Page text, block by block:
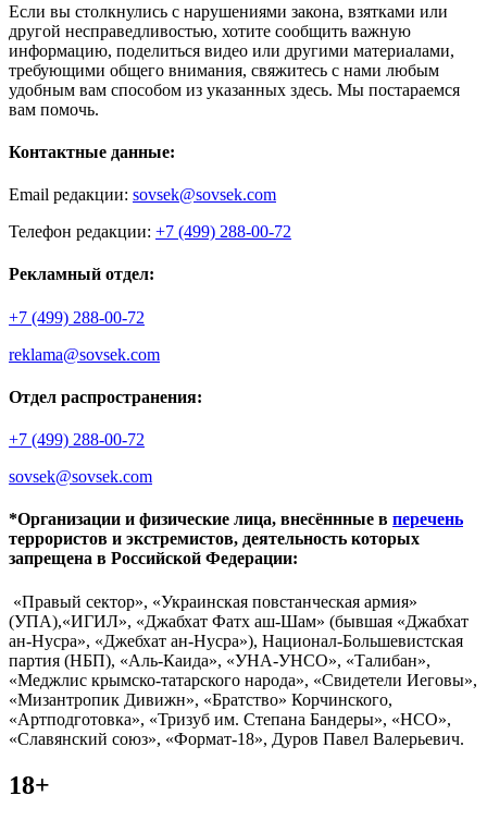
Если вы столкнулись с нарушениями закона, взятками или
другой несправедливостью, хотите сообщить важную
информацию, поделиться видео или другими материалами,
требующими общего внимания, свяжитесь с нами любым
удобным вам способом из указанных здесь. Мы постараемся
вам помочь.
Контактные данные:
Email редакции: sovsek@sovsek.com
Телефон редакции: +7 (499) 288-00-72
Рекламный отдел:
+7 (499) 288-00-72
reklama@sovsek.com
Отдел распространения:
+7 (499) 288-00-72
sovsek@sovsek.com
*Организации и физические лица, внесённные в перечень
террористов и экстремистов, деятельность которых
запрещена в Российской Федерации:
«Правый сектор», «Украинская повстанческая армия»
(УПА),«ИГИЛ», «Джабхат Фатх аш-Шам» (бывшая «Джабхат
ан-Нусра», «Джебхат ан-Нусра»), Национал-Большевистская
партия (НБП), «Аль-Каида», «УНА-УНСО», «Талибан»,
«Меджлис крымско-татарского народа», «Свидетели Иеговы»,
«Мизантропик Дивижн», «Братство» Корчинского,
«Артподготовка», «Тризуб им. Степана Бандеры», «НСО»,
«Славянский союз», «Формат-18», Дуров Павел Валерьевич.
18+